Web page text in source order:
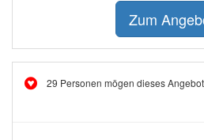
Zum
29 Personen mögen dieses Angebot